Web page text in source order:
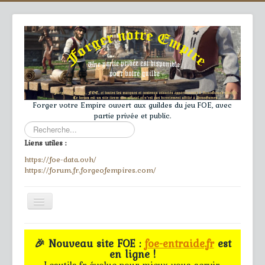
Forger votre Empire ouvert aux guildes du jeu FOE, avec
partie privée et public.
Rechercher
Liens utiles :
https://foe-data.ovh/
https://forum.fr.forgeofempires.com/
Toggle
Navigation
≡
Accueil
🎉 Nouveau site FOE :foe-entraide.frest
en ligne !